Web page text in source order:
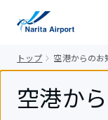
トップ 空港からのお
空港か